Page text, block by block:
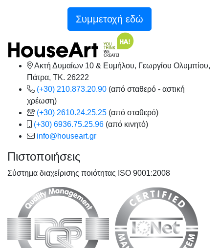
Συμμετοχή εδώ
Ακτή Δυμαίων 10 & Ευμήλου, Γεωργίου Ολυμπίου,
Πάτρα, TK. 26222
(+30) 210.873.20.90 (από σταθερό - αστική
χρέωση)
(+30) 2610.24.25.25 (από σταθερό)
(+30) 6936.75.25.96 (από κινητό)
info@houseart.gr
Πιστοποιήσεις
Σύστημα διαχείρισης ποιότητας ISO 9001:2008